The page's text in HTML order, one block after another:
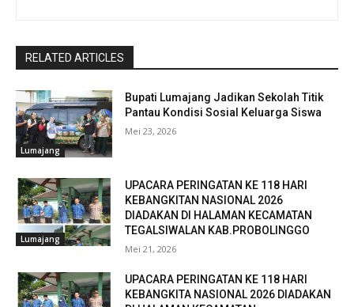
RELATED ARTICLES
Lumajang
Bupati Lumajang Jadikan Sekolah Titik
Pantau Kondisi Sosial Keluarga Siswa
Mei 23, 2026
Lumajang
UPACARA PERINGATAN KE 118 HARI
KEBANGKITAN NASIONAL 2026
DIADAKAN DI HALAMAN KECAMATAN
TEGALSIWALAN KAB.PROBOLINGGO
Mei 21, 2026
UPACARA PERINGATAN KE 118 HARI
KEBANGKITA NASIONAL 2026 DIADAKAN